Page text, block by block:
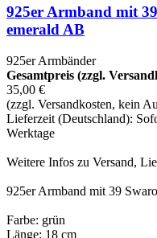
925er Armband mit
emerald AB
925er Armbänder
Gesamtpreis (zzgl.
35,00 €
(zzgl. Versandkosten, kein
Lieferzeit (Deutschland):
Werktage
Weitere Infos zu Versand,
925er Armband mit 39
Farbe: grün
Länge: 18 cm